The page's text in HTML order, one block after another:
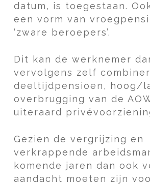
datum, is toegestaan.
een vorm van
‘zware beroepers’.
Dit kan de werknemer
vervolgens zelf
deeltijdpensioen, hoog/
overbrugging van de
uiteraard
Gezien de vergrijzing en
verkrappende
komende jaren dan ook
aandacht moeten zijn